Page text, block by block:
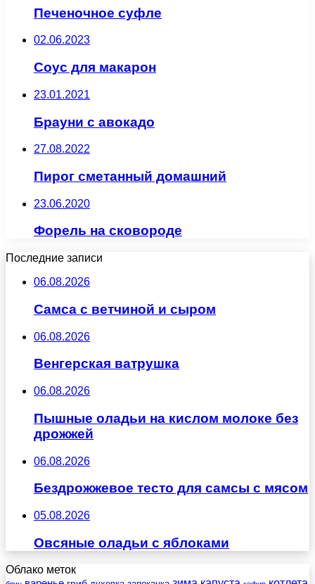
Печеночное суфле
02.06.2023
Соус для макарон
23.01.2021
Брауни с авокадо
27.08.2022
Пирог сметанный домашний
23.06.2020
Форель на сковороде
Последние записи
06.08.2026
Самса с ветчиной и сыром
06.08.2026
Венгерская ватрушка
06.08.2026
Пышные оладьи на кислом молоке без
дрожжей
06.08.2026
Бездрожжевое тесто для самсы с мясом
05.08.2026
Овсяные оладьи с яблоками
Облако меток